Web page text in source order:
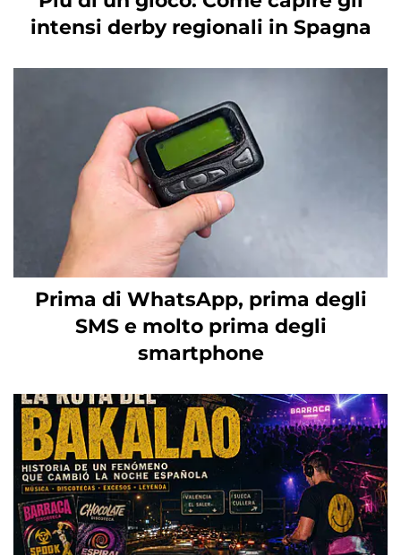
intensi derby regionali in Spagna
Prima di WhatsApp, prima degli
SMS e molto prima degli
smartphone